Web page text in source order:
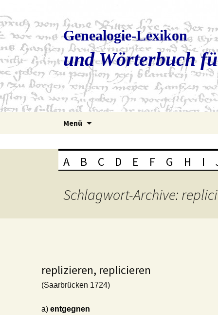
Genealogie-Lexikon
und Wörterbuch
Menü
A B C D E F G H I
Schlagwort-Archive:
replizieren, replicieren
(Saarbrücken 1724)
a) entgegnen